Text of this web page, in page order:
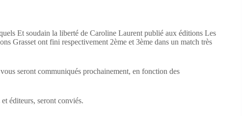
Et soudain la liberté de Caroline Laurent publié aux éditions Les
Grasset ont fini respectivement 2ème et 3ème dans un match très
seront communiqués prochainement, en fonction des
éditeurs, seront conviés.